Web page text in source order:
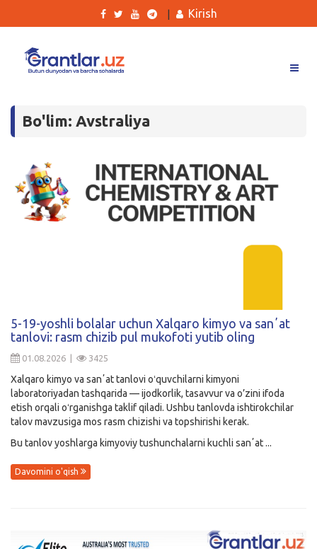
Tanlovlar
Kurslar
Blog
Kirish
Kirish
Bo'lim: Avstraliya
5-19-yoshli bolalar uchun Xalqaro kimyo va sanʼat
tanlovi: rasm chizib pul mukofoti yutib oling
01.08.2026 | 3425
Xalqaro kimyo va sanʼat tanlovi oʻquvchilarni kimyoni
laboratoriyadan tashqarida — ijodkorlik, tasavvur va o’zini ifoda
etish orqali oʻrganishga taklif qiladi. Ushbu tanlovda ishtirokchilar
talov mavzusiga mos rasm chizishi va topshirishi kerak.
Bu tanlov yoshlarga kimyoviy tushunchalarni kuchli sanʼat ...
Davomini o'qish